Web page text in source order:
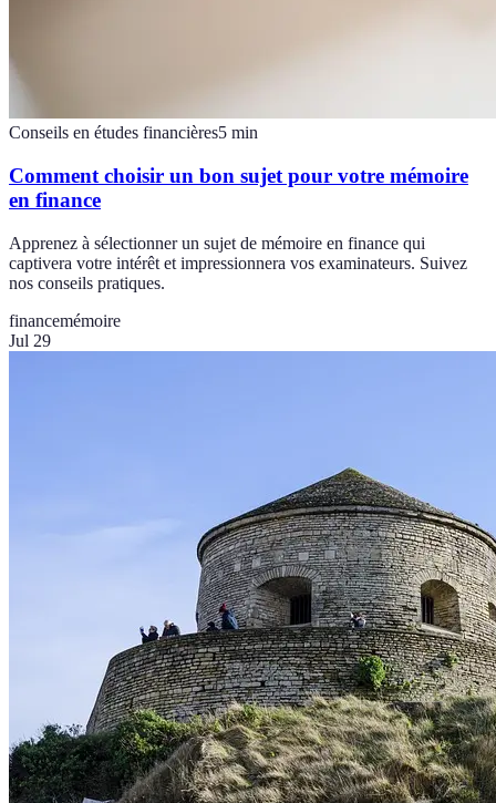
Conseils en études financières5 min
Comment choisir un bon sujet pour votre mémoire
en finance
Apprenez à sélectionner un sujet de mémoire en finance qui
captivera votre intérêt et impressionnera vos examinateurs. Suivez
nos conseils pratiques.
financemémoire
Jul 29